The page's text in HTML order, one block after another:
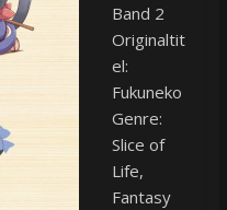
Band 2
Originaltit
el:
Fukuneko
Genre:
Slice of
Life,
Fantasy